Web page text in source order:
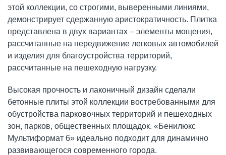
этой коллекции, со строгими, выверенными линиями,
демонстрирует сдержанную аристократичность. Плитка
представлена в двух вариантах – элементы мощения,
рассчитанные на передвижение легковых автомобилей
и изделия для благоустройства территорий,
рассчитанные на пешеходную нагрузку.
Высокая прочность и лаконичный дизайн сделали
бетонные плиты этой коллекции востребованными для
обустройства парковочных территорий и пешеходных
зон, парков, общественных площадок. «Бенилюкс
Мультиформат 6» идеально подходит для динамично
развивающегося современного города.